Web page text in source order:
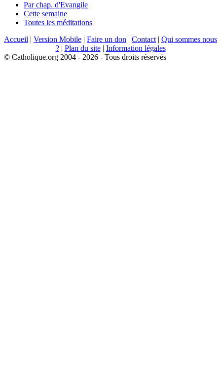
Par chap. d'Evangile
Cette semaine
Toutes les méditations
Accueil | Version Mobile | Faire un don | Contact | Qui sommes nous
?| Plan du site| Information légales
© Catholique.org 2004 - 2026 - Tous droits réservés